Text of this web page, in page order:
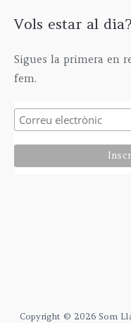
Vols estar al dia?
Sigues la primera en
fem.
Copyright © 2026 Som